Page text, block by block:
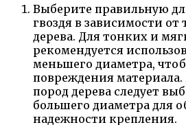
Выберите правильную
гвоздя в зависимости
дерева. Для тонких и
рекомендуется
меньшего диаметра,
повреждения материала.
пород дерева следует
большего диаметра для
надежности крепления.